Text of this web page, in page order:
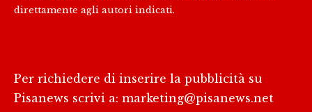
direttamente agli autori indicati.
Per richiedere di inserire la pubblicità su
Pisanews scrivi a: marketing@pisanews.net